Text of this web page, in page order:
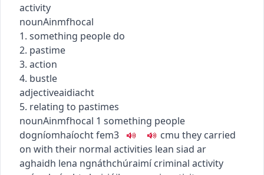
activity
nounAinmfhocal
1. something people do
2. pastime
3. action
4. bustle
adjectiveaidiacht
5. relating to pastimes
nounAinmfhocal 1 something people
dogníomhaíochtfem3 cmu they carried
on with their normal activities lean siad ar
aghaidh lena ngnáthchúraimí criminal activity